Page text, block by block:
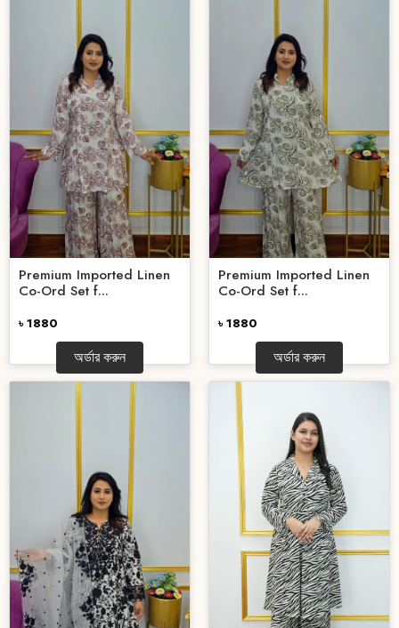
Premium Imported Linen
Co-Ord Set f...
৳ 1880
অর্ডার করুন
Premium Imported Linen
Co-Ord Set f...
৳ 1880
অর্ডার করুন